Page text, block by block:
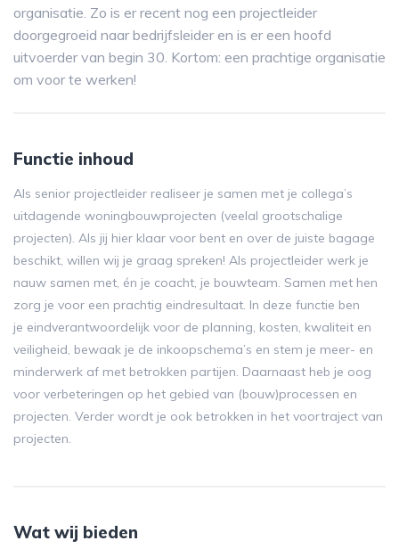
organisatie. Zo is er recent nog een projectleider
doorgegroeid naar bedrijfsleider en is er een hoofd
uitvoerder van begin 30. Kortom: een prachtige organisatie
om voor te werken!
Functie inhoud
Als senior projectleider realiseer je samen met je collega’s
uitdagende woningbouwprojecten (veelal grootschalige
projecten). Als jij hier klaar voor bent en over de juiste bagage
beschikt, willen wij je graag spreken! Als projectleider werk je
nauw samen met, én je coacht, je bouwteam. Samen met hen
zorg je voor een prachtig eindresultaat. In deze functie ben
je eindverantwoordelijk voor de planning, kosten, kwaliteit en
veiligheid, bewaak je de inkoopschema’s en stem je meer- en
minderwerk af met betrokken partijen. Daarnaast heb je oog
voor verbeteringen op het gebied van (bouw)processen en
projecten. Verder wordt je ook betrokken in het voortraject van
projecten.
Wat wij bieden